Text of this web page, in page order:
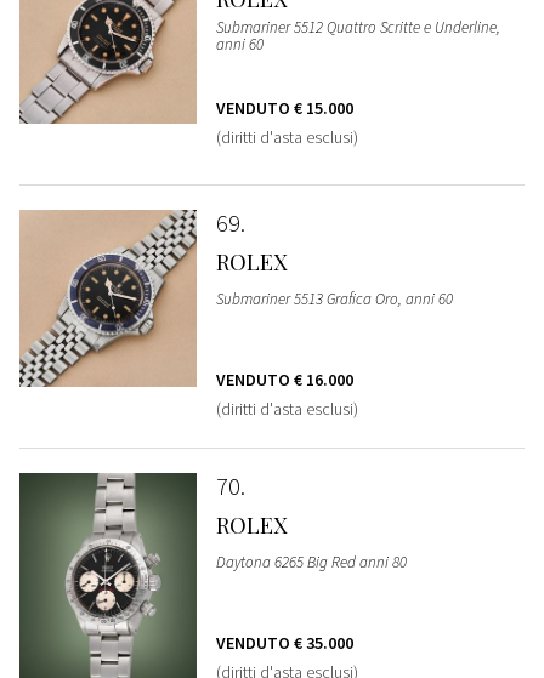
Submariner 5512 Quattro Scritte e Underline,
anni 60
VENDUTO € 15.000
(diritti d'asta esclusi)
69
ROLEX
Submariner 5513 Grafica Oro, anni 60
VENDUTO € 16.000
(diritti d'asta esclusi)
70
ROLEX
Daytona 6265 Big Red anni 80
VENDUTO € 35.000
(diritti d'asta esclusi)